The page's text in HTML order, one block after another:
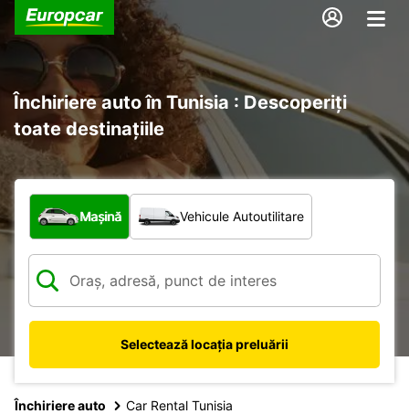
Închiriere auto în Tunisia : Descoperiți
toate destinațiile
Ce tip de vehicul?
Mașină Vehicule Autoutilitare
Selectează locația preluării
Închiriere auto Car Rental Tunisia